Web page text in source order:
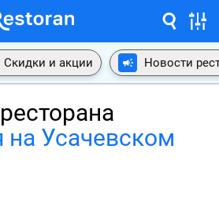
Скидки и акции Новости
Усачевском